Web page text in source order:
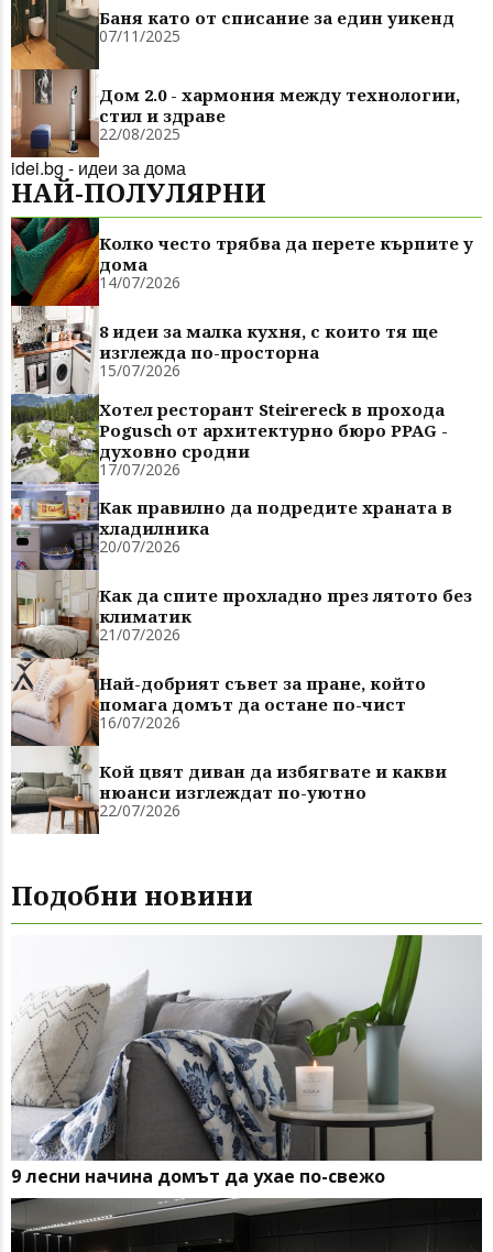
Баня като от списание за един уикенд
07/11/2025
Дом 2.0 - хармония между технологии,
стил и здраве
22/08/2025
idei.bg - идеи за дома
НАЙ-ПОЛУЛЯРНИ
Колко често трябва да перете кърпите у
дома
14/07/2026
8 идеи за малка кухня, с които тя ще
изглежда по-просторна
15/07/2026
Хотел ресторант Steirereck в прохода
Pogusch от архитектурно бюро PPAG -
духовно сродни
17/07/2026
Как правилно да подредите храната в
хладилника
20/07/2026
Как да спите прохладно през лятото без
климатик
21/07/2026
Най-добрият съвет за пране, който
помага домът да остане по-чист
16/07/2026
Кой цвят диван да избягвате и какви
нюанси изглеждат по-уютно
22/07/2026
Подобни новини
9 лесни начина домът да ухае по-свежо